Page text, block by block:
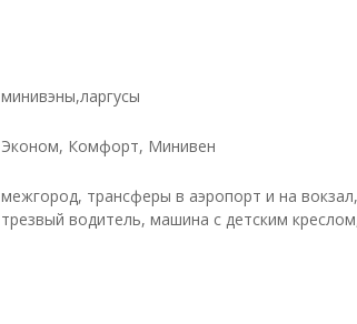
минивэны,ларгусы
Эконом, Комфорт, Минивен
межгород, трансферы в аэропорт и на вокзал,
трезвый водитель, машина с детским